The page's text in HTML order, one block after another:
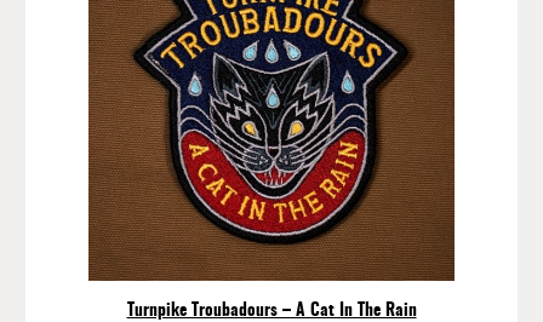
Turnpike Troubadours – A Cat In The Rain